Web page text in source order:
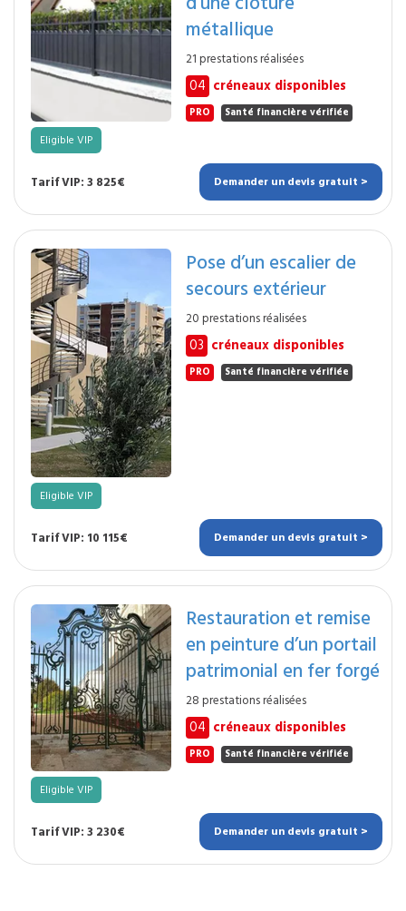
métallique
21 prestations réalisées
04 créneaux disponibles
PRO Santé financière vérifiée
Eligible VIP
Tarif VIP: 3 825€ Demander un devis gratuit >
Pose d’un escalier de
secours extérieur
20 prestations réalisées
03 créneaux disponibles
PRO Santé financière vérifiée
Eligible VIP
Tarif VIP: 10 115€ Demander un devis gratuit >
Restauration et remise
en peinture d’un portail
patrimonial en fer forgé
28 prestations réalisées
04 créneaux disponibles
PRO Santé financière vérifiée
Eligible VIP
Tarif VIP: 3 230€ Demander un devis gratuit >